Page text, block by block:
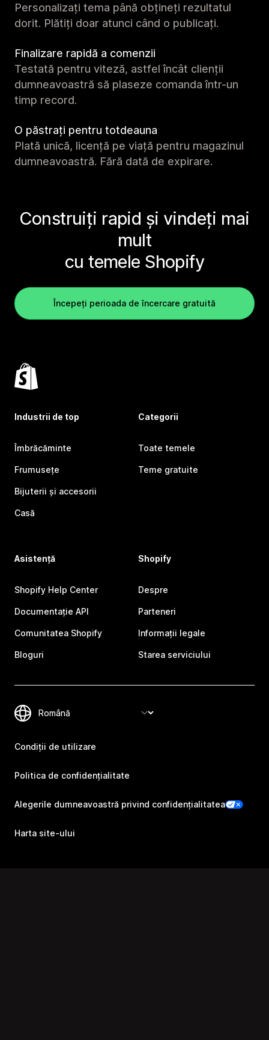
Personalizați tema până obțineți rezultatul
dorit. Plătiți doar atunci când o publicați.
Finalizare rapidă a comenzii
Testată pentru viteză, astfel încât clienții
dumneavoastră să plaseze comanda într-un
timp record.
O păstrați pentru totdeauna
Plată unică, licență pe viață pentru magazinul
dumneavoastră. Fără dată de expirare.
Construiți rapid și vindeți mai
mult
cu temele Shopify
Începeți perioada de încercare gratuită
Industrii de top
Îmbrăcăminte
Frumusețe
Bijuterii și accesorii
Casă
Categorii
Toate temele
Teme gratuite
Asistență
Shopify Help Center
Documentație API
Comunitatea Shopify
Bloguri
Shopify
Despre
Parteneri
Informații legale
Starea serviciului
Condiții de utilizare
Politica de confidențialitate
Alegerile dumneavoastră privind confidențialitatea
Harta site-ului